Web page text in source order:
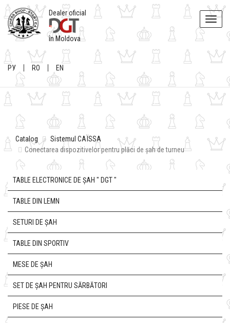
Toggle
Dealer oficial
în Moldova
РУ RO EN
Catalog
Sistemul CAÏSSA
Conectarea dispozitivelor pentru plăci de șah de turneu
TABLE ELECTRONICE DE ȘAH " DGT "
TABLE DIN LEMN
SETURI DE ȘAH
TABLE DIN SPORTIV
MESE DE ȘAH
SET DE ȘAH PENTRU SĂRBĂTORI
PIESE DE ȘAH